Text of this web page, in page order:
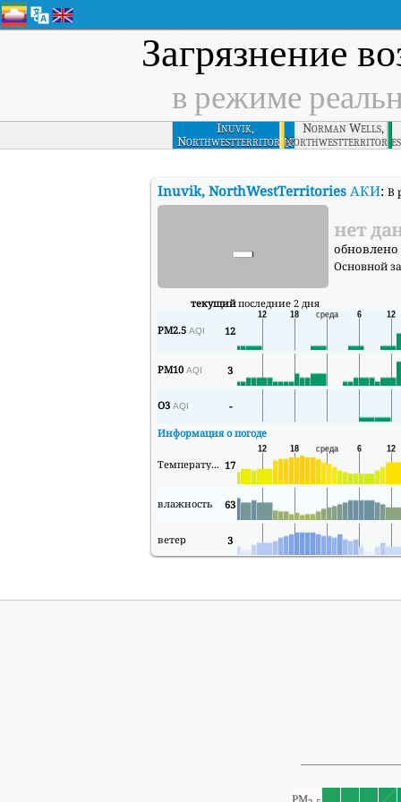
Загрязнение
в режиме
Inuvik,
Northwestterritories
Norman Wells,
Northwestterritories
Inuvik, NorthWestTerritoriesАКИ: В
- нет
обновлено
Основной
текущийпоследние 2 дня
PM2.5 AQI 12
PM10 AQI 3
O3 AQI
-
Информация о погоде
Температура 17
влажность 63
ветер 3